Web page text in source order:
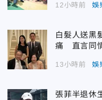
12小時前 娛
白髮人送黑
痛 直言同
13小時前 娛
張菲半退休